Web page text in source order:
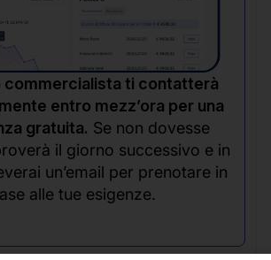
commercialista ti contatterà
entro mezz’ora per una
gratuita. Se non dovesse
il giorno successivo e in
un’email per prenotare in
alle tue esigenze.